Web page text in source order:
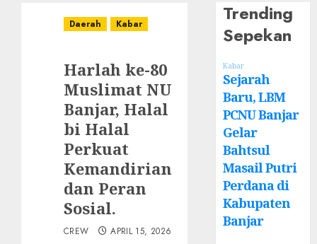
Daerah Kabar
Harlah ke-80
Muslimat NU
Banjar, Halal
bi Halal
Perkuat
Kemandirian
dan Peran
Sosial.
CREW APRIL 15, 2026
Trending
Sepekan
Kabar
Sejarah
Baru, LBM
PCNU Banjar
Gelar
Bahtsul
Masail Putri
Perdana di
Kabupaten
Banjar